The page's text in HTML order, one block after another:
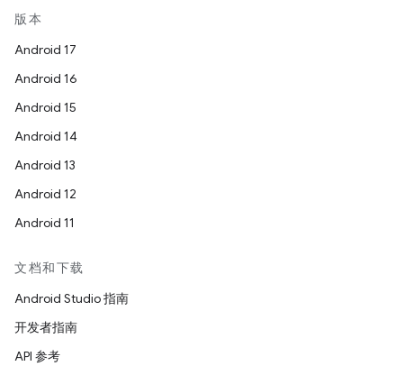
版本
Android 17
Android 16
Android 15
Android 14
Android 13
Android 12
Android 11
文档和下载
Android Studio 指南
开发者指南
API 参考